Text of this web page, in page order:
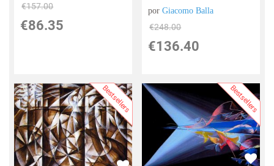
€157.00
€86.35
porGiacomo Balla
€248.00
€136.40
Bestsellers Bestsellers